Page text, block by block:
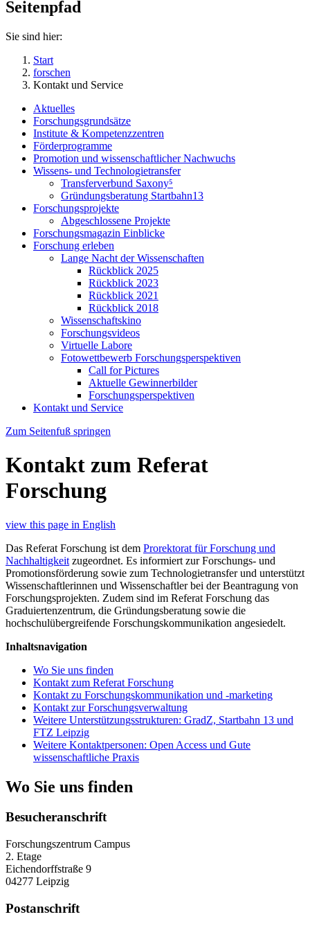
Seitenpfad
Sie sind hier:
Start
forschen
Kontakt und Service
Aktuelles
Forschungsgrundsätze
Institute & Kompetenzzentren
Förderprogramme
Promotion und wissenschaftlicher Nachwuchs
Wissens- und Technologietransfer
Transferverbund Saxony⁵
Gründungsberatung Startbahn13
Forschungsprojekte
Abgeschlossene Projekte
Forschungsmagazin Einblicke
Forschung erleben
Lange Nacht der Wissenschaften
Rückblick 2025
Rückblick 2023
Rückblick 2021
Rückblick 2018
Wissenschaftskino
Forschungsvideos
Virtuelle Labore
Fotowettbewerb Forschungsperspektiven
Call for Pictures
Aktuelle Gewinnerbilder
Forschungsperspektiven
Kontakt und Service
Zum Seitenfuß springen
Kontakt zum Referat
Forschung
view this page in English
Das Referat Forschung ist dem Prorektorat für Forschung und
Nachhaltigkeit zugeordnet. Es informiert zur Forschungs- und
Promotionsförderung sowie zum Technologietransfer und unterstützt
Wissenschaftlerinnen und Wissenschaftler bei der Beantragung von
Forschungsprojekten. Zudem sind im Referat Forschung das
Graduiertenzentrum, die Gründungsberatung sowie die
hochschulübergreifende Forschungskommunikation angesiedelt.
Inhaltsnavigation
Wo Sie uns finden
Kontakt zum Referat Forschung
Kontakt zu Forschungskommunikation und -marketing
Kontakt zur Forschungsverwaltung
Weitere Unterstützungsstrukturen: GradZ, Startbahn 13 und
FTZ Leipzig
Weitere Kontaktpersonen: Open Access und Gute
wissenschaftliche Praxis
Wo Sie uns finden
Besucheranschrift
Forschungszentrum Campus
2. Etage
Eichendorffstraße 9
04277 Leipzig
Postanschrift